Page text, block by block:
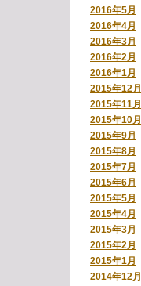
2016年5月
2016年4月
2016年3月
2016年2月
2016年1月
2015年12月
2015年11月
2015年10月
2015年9月
2015年8月
2015年7月
2015年6月
2015年5月
2015年4月
2015年3月
2015年2月
2015年1月
2014年12月